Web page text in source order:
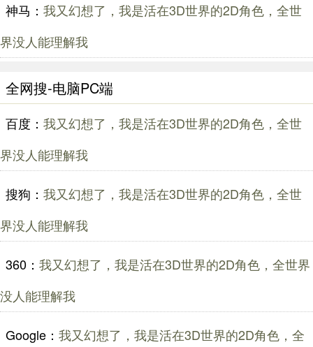
神马： 我又幻想了，我是活在3D世界的2D角色，全世
界没人能理解我
全网搜-电脑PC端
百度： 我又幻想了，我是活在3D世界的2D角色，全世
界没人能理解我
搜狗： 我又幻想了，我是活在3D世界的2D角色，全世
界没人能理解我
360： 我又幻想了，我是活在3D世界的2D角色，全世界
没人能理解我
Google： 我又幻想了，我是活在3D世界的2D角色，全